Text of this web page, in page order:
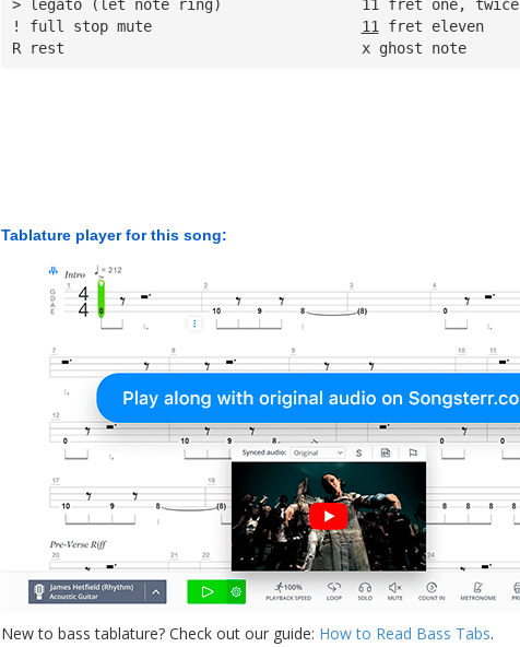
> legato (let note ring)		11 fret one, twice
! full stop mute 11 fret eleven
R rest					x ghost note
Tablature player for this song:
New to bass tablature? Check out our guide: How to Read Bass Tabs.